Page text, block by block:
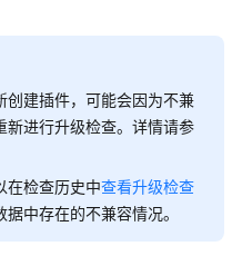
创建插件，可能会因为不兼
新进行升级检查。详情请参
在检查历史中查看升级检查
中存在的不兼容情况。